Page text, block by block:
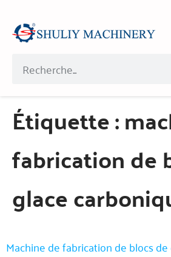
Étiquette :
fabrication de
glace
Machine de fabrication de blocs